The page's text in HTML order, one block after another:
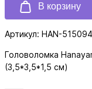
В корзину
Артикул: HAN-515094
Головоломка
(3,5*3,5*1,5 см)